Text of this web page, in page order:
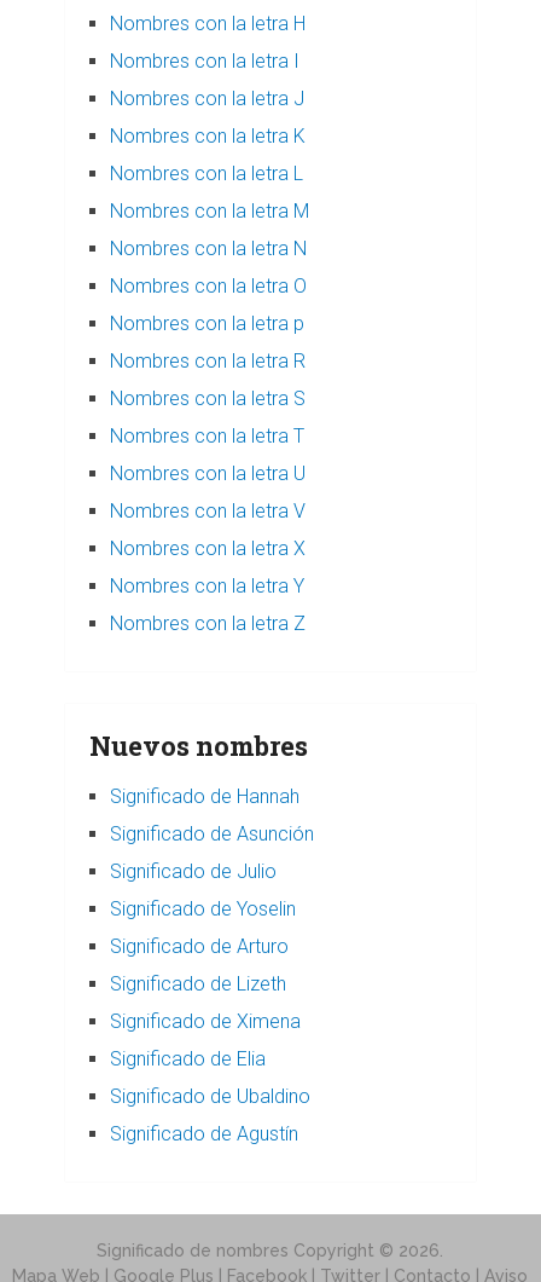
Nombres con la letra H
Nombres con la letra I
Nombres con la letra J
Nombres con la letra K
Nombres con la letra L
Nombres con la letra M
Nombres con la letra N
Nombres con la letra O
Nombres con la letra p
Nombres con la letra R
Nombres con la letra S
Nombres con la letra T
Nombres con la letra U
Nombres con la letra V
Nombres con la letra X
Nombres con la letra Y
Nombres con la letra Z
Nuevos nombres
Significado de Hannah
Significado de Asunción
Significado de Julio
Significado de Yoselin
Significado de Arturo
Significado de Lizeth
Significado de Ximena
Significado de Elia
Significado de Ubaldino
Significado de Agustín
Significado de nombres Copyright © 2026.
Mapa Web | Google Plus | Facebook | Twitter | Contacto Aviso